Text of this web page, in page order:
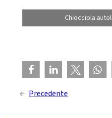
Chiocciola
← Precedente